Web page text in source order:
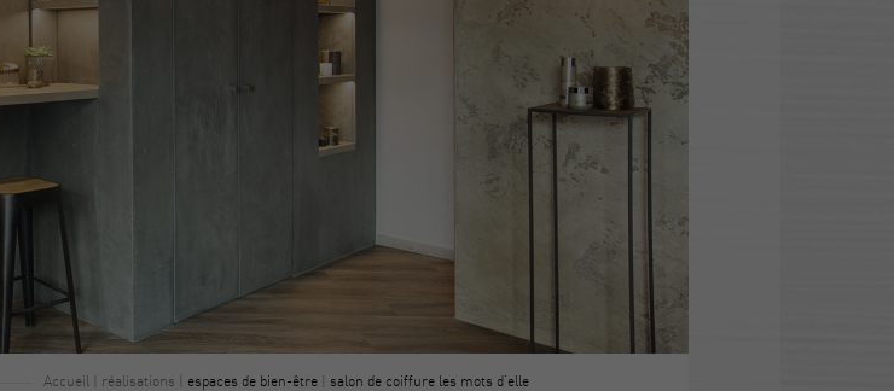
Accueil réalisations espaces de bien-être salon de coiffure les mots d'elle